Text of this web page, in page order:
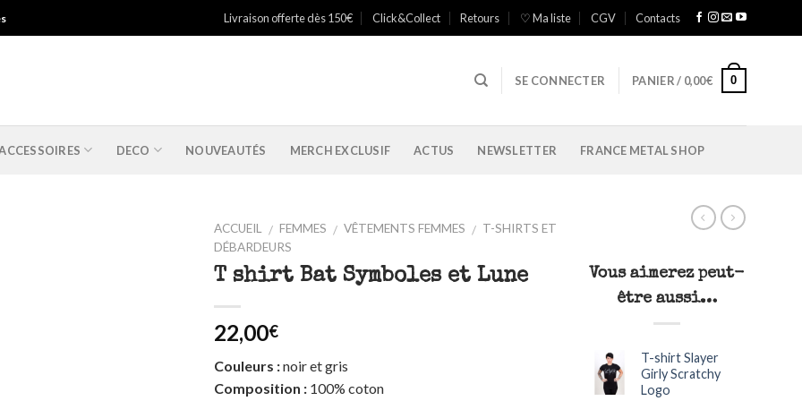
Livraison offerte dès 150€ Click&Collect Retours ♡ Ma liste CGV Contacts
SE CONNECTER PANIER / 0,00€ 0
DECO NOUVEAUTÉS MERCH EXCLUSIF ACTUS NEWSLETTER FRANCE METAL SHOP
ACCUEIL / FEMMES / VÊTEMENTS FEMMES / T-SHIRTS ET
DÉBARDEURS
T shirt Bat Symboles et Lune
22,00€
Couleurs :noir et gris
Composition : 100% coton
Vous aimerez peut-
être aussi…
T-shirt Slayer
Girly Scratchy
Logo